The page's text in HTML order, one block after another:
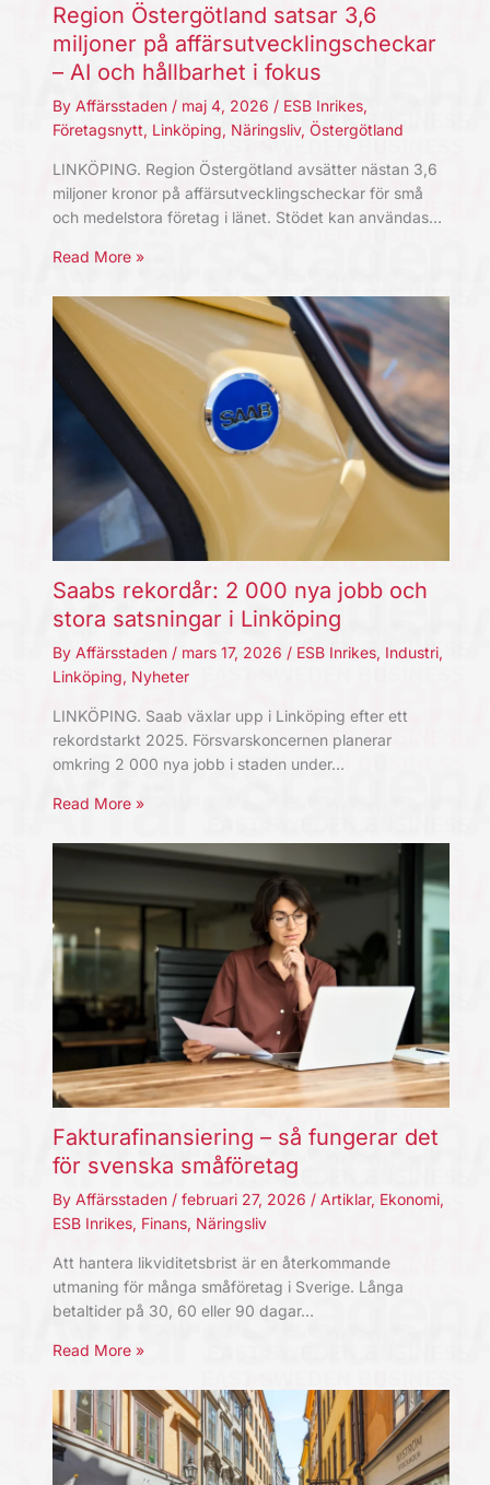
Region Östergötland satsar 3,6
miljoner på affärsutvecklingscheckar
– AI och hållbarhet i fokus
By Affärsstaden / maj 4, 2026 / ESB Inrikes,
Företagsnytt, Linköping, Näringsliv, Östergötland
LINKÖPING. Region Östergötland avsätter nästan 3,6
miljoner kronor på affärsutvecklingscheckar för små
och medelstora företag i länet. Stödet kan användas…
Read More »
Saabs rekordår: 2 000 nya jobb och
stora satsningar i Linköping
By Affärsstaden / mars 17, 2026 / ESB Inrikes, Industri,
Linköping, Nyheter
LINKÖPING. Saab växlar upp i Linköping efter ett
rekordstarkt 2025. Försvarskoncernen planerar
omkring 2 000 nya jobb i staden under…
Read More »
Fakturafinansiering – så fungerar det
för svenska småföretag
By Affärsstaden / februari 27, 2026 / Artiklar, Ekonomi,
ESB Inrikes, Finans, Näringsliv
Att hantera likviditetsbrist är en återkommande
utmaning för många småföretag i Sverige. Långa
betaltider på 30, 60 eller 90 dagar…
Read More »